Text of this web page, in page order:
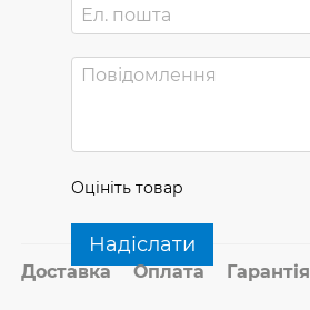
Оцініть товар
Надіслати
Доставка Оплата Гарантія